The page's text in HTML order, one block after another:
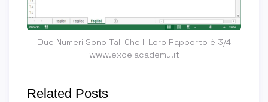
Due Numeri Sono Tali Che Il Loro Rapporto è 3/4
www.excelacademy.it
Related Posts